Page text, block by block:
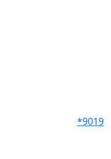
*9019